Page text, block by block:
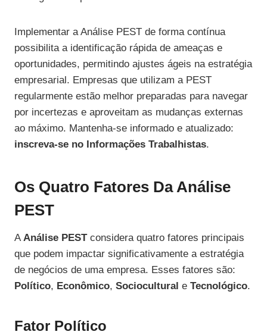
Implementar a Análise PEST de forma contínua
possibilita a identificação rápida de ameaças e
oportunidades, permitindo ajustes ágeis na estratégia
empresarial. Empresas que utilizam a PEST
regularmente estão melhor preparadas para navegar
por incertezas e aproveitam as mudanças externas
ao máximo. Mantenha-se informado e atualizado:
inscreva-se no Informações Trabalhistas.
Os Quatro Fatores Da Análise
PEST
AAnálise PESTconsidera quatro fatores principais
que podem impactar significativamente a estratégia
de negócios de uma empresa. Esses fatores são:
Político, Econômico, Sociocultural e Tecnológico.
Fator Político